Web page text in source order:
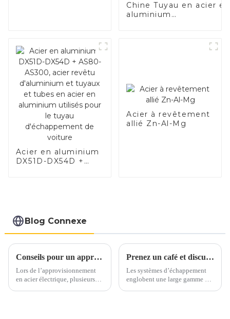
Chine Tuyau en acier en
aluminium
1,0/1,5/2,0 mm pour
Acier en aluminium
DX51D-DX54D +
pour le tuyau
d'échappement de
voiture
Acier à revêtement
allié Zn-Al-Mg
Blog Connexe
Conseils pour un approvisionnement en acier électrique en toute confiance
Lors de l’approvisionnement
en acier électrique, plusieurs
Prenez un café et discutons des matériaux d'échappement autour d'une tasse
Les systèmes d’échappement
englobent une large gamme de